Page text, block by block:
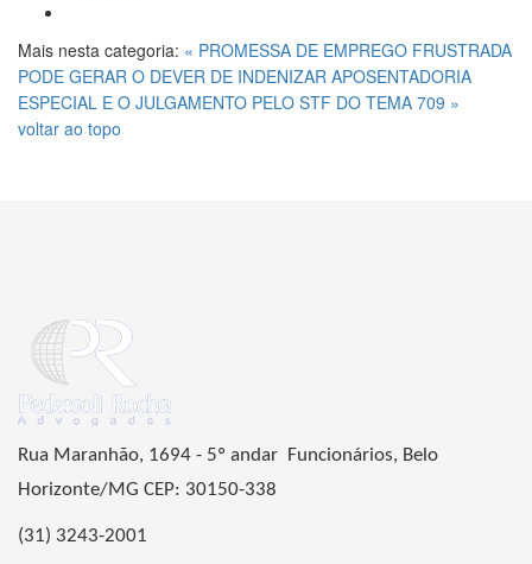
Mais nesta categoria: « PROMESSA DE EMPREGO FRUSTRADA
PODE GERAR O DEVER DE INDENIZAR APOSENTADORIA
ESPECIAL E O JULGAMENTO PELO STF DO TEMA 709 »
voltar ao topo
Rua Maranhão, 1694 - 5º andar Funcionários, Belo
Horizonte/MG CEP: 30150-338
(31) 3243-2001